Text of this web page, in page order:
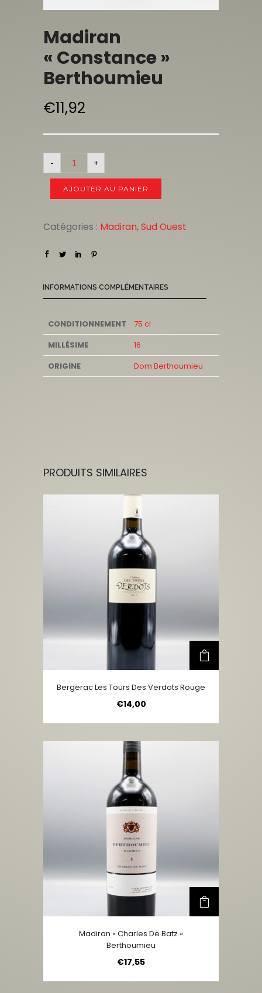
Madiran
« Constance »
Berthoumieu
€11,92
- +
AJOUTER AU PANIER
Catégories : Madiran,Sud Ouest
INFORMATIONS COMPLÉMENTAIRES
CONDITIONNEMENT
75 cl
MILLÉSIME
16
ORIGINE
Dom Berthoumieu
PRODUITS SIMILAIRES
Bergerac Les Tours Des Verdots Rouge
€14,00
Madiran « Charles De Batz »
Berthoumieu
€17,55